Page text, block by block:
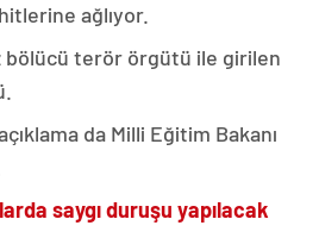
ağlıyor.
bölücü terör örgütü ile girilen
da Milli Eğitim Bakanı
saygı duruşu yapılacak